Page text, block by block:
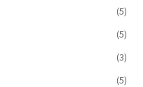
(5)
(5)
(3)
(5)